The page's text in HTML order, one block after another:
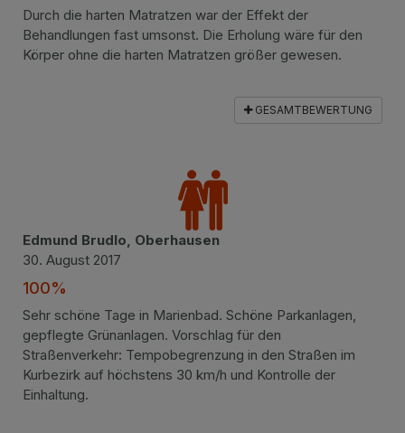
Durch die harten Matratzen war der Effekt der
Behandlungen fast umsonst. Die Erholung wäre für den
Körper ohne die harten Matratzen größer gewesen.
GESAMTBEWERTUNG
Edmund Brudlo, Oberhausen
30. August 2017
100%
Sehr schöne Tage in Marienbad. Schöne Parkanlagen,
gepflegte Grünanlagen. Vorschlag für den
Straßenverkehr: Tempobegrenzung in den Straßen im
Kurbezirk auf höchstens 30 km/h und Kontrolle der
Einhaltung.